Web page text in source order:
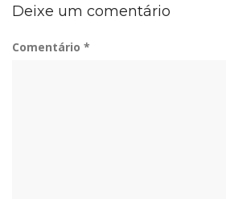
Deixe um comentário
Comentário *